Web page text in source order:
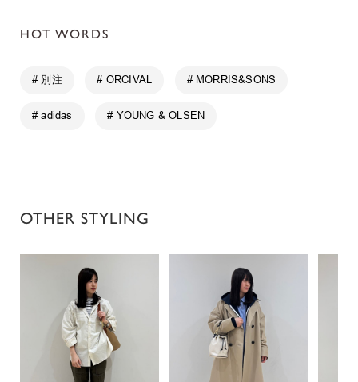
HOT WORDS
# 別注 # ORCIVAL # MORRIS&SONS
# adidas # YOUNG & OLSEN
OTHER STYLING